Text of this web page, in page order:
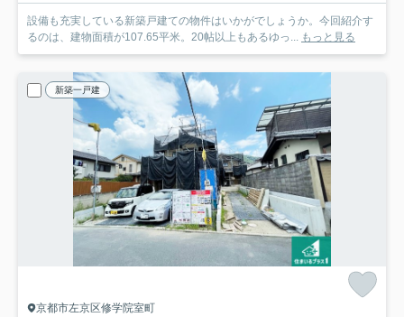
設備も充実している新築戸建ての物件はいかがでしょうか。今回紹介す
るのは、建物面積が107.65平米。20帖以上もあるゆっ... もっと見る
新築一戸建
京都市左京区修学院室町